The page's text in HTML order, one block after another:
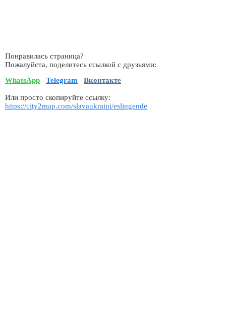
Понравилась страница?
Пожалуйста, поделитесь ссылкой с друзьями:
WhatsApp
Telegram Вконтакте
Или просто скопируйте ссылку:
https://city2map.com/slavaukraini/eslingende